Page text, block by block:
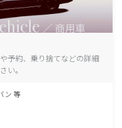
予約、乗り捨てなどの詳細
い。
ン 等